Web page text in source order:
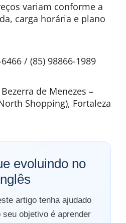
variam conforme a
carga horária e plano
/ (85) 98866-1989
de Menezes –
Shopping), Fortaleza
evoluindo no
artigo tenha ajudado
objetivo é aprender